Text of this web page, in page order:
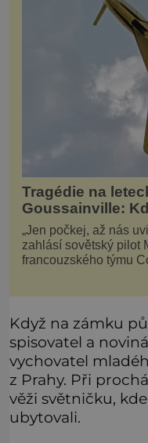
Tragédie na
Goussainville:
„Jen počkej, až nás
zahlásí sovětský pilot
francouzského týmu
konkurenční boj, co
Když na zámku
spisovatel a
vychovatel
z Prahy. Při
věži světničku,
ubytovali.